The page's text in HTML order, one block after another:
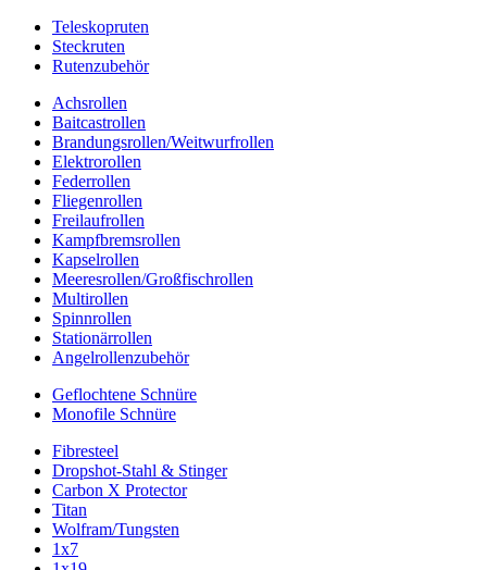
Teleskopruten
Steckruten
Rutenzubehör
Achsrollen
Baitcastrollen
Brandungsrollen/Weitwurfrollen
Elektrorollen
Federrollen
Fliegenrollen
Freilaufrollen
Kampfbremsrollen
Kapselrollen
Meeresrollen/Großfischrollen
Multirollen
Spinnrollen
Stationärrollen
Angelrollenzubehör
Geflochtene Schnüre
Monofile Schnüre
Fibresteel
Dropshot-Stahl & Stinger
Carbon X Protector
Titan
Wolfram/Tungsten
1x7